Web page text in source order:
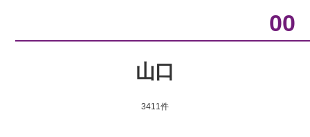
00
山口
3411件